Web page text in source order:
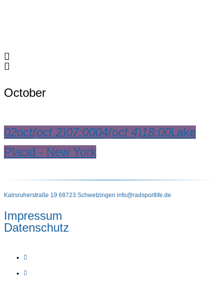
October
02oct(oct 2)07:0004(oct 4)18:00Lake
Placid - New York
Kalrsruherstraße 19 68723 Schwetzingen info@radsportlife.de
Impressum
Datenschutz